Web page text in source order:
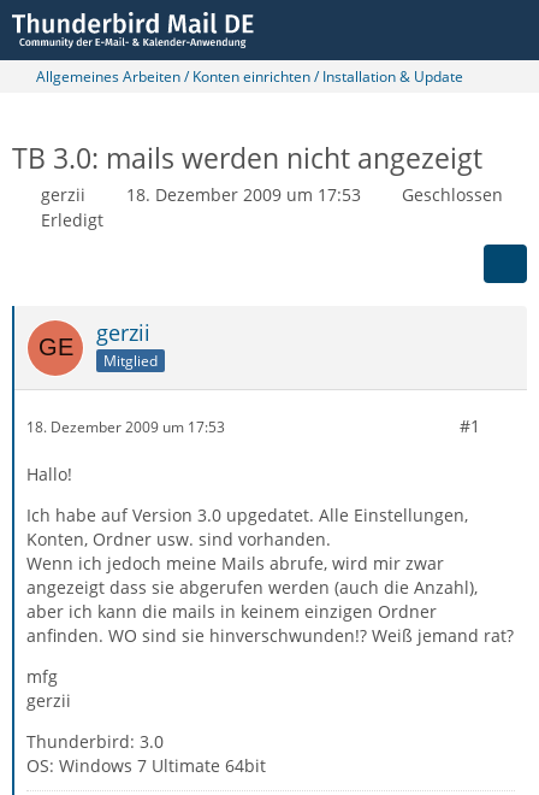
Allgemeines Arbeiten / Konten einrichten / Installation & Update
TB 3.0: mails werden nicht angezeigt
gerzii 18. Dezember 2009 um 17:53
Geschlossen
Erledigt
gerzii
Mitglied
18. Dezember 2009 um 17:53 #1
Hallo!
Ich habe auf Version 3.0 upgedatet. Alle Einstellungen,
Konten, Ordner usw. sind vorhanden.
Wenn ich jedoch meine Mails abrufe, wird mir zwar
angezeigt dass sie abgerufen werden (auch die Anzahl),
aber ich kann die mails in keinem einzigen Ordner
anfinden. WO sind sie hinverschwunden!? Weiß jemand rat?
mfg
gerzii
Thunderbird: 3.0
OS: Windows 7 Ultimate 64bit